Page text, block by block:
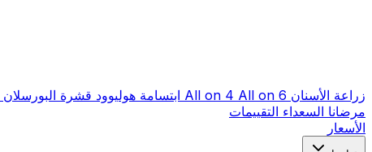
زراعة الأسنان All on 4 All on 6 ابتسامة هوليوود قشرة البورسلان
مرضانا السعداء التقييمات
الأسعار